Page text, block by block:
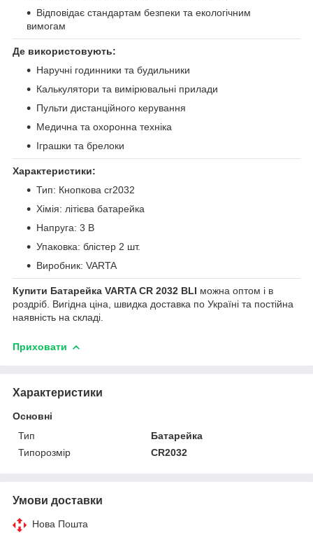
Відповідає стандартам безпеки та екологічним
вимогам
Де використовують:
Наручні годинники та будильники
Калькулятори та вимірювальні прилади
Пульти дистанційного керування
Медична та охоронна техніка
Іграшки та брелоки
Характеристики:
Тип: Кнопкова cr2032
Хімія: літієва батарейка
Напруга: 3 В
Упаковка: блістер 2 шт.
Виробник: VARTA
Купити Батарейка VARTA CR 2032 BLI можна оптом і в
роздріб. Вигідна ціна, швидка доставка по Україні та постійна
наявність на складі.
Приховати
Характеристики
Основні
Тип
Батарейка
Типорозмір
CR2032
Умови доставки
Нова Пошта